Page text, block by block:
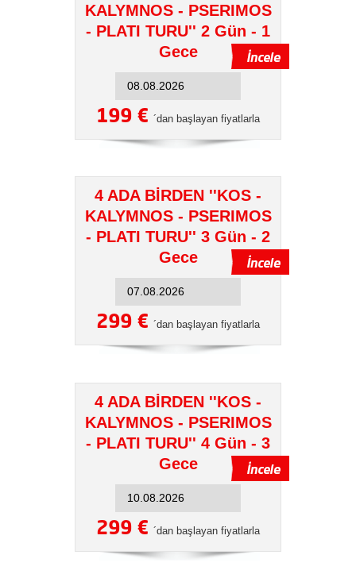
KALYMNOS - PSERIMOS
- PLATI TURU'' 2 Gün - 1
Gece
199 € ´dan başlayan fiyatlarla
4 ADA BİRDEN ''KOS -
KALYMNOS - PSERIMOS
- PLATI TURU'' 3 Gün - 2
Gece
299 € ´dan başlayan fiyatlarla
4 ADA BİRDEN ''KOS -
KALYMNOS - PSERIMOS
- PLATI TURU'' 4 Gün - 3
Gece
299 € ´dan başlayan fiyatlarla